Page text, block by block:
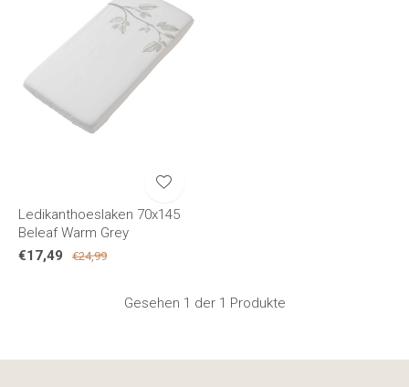
Ledikanthoeslaken 70x145
Beleaf Warm Grey
€17,49
€24,99
Gesehen 1 der 1 Produkte